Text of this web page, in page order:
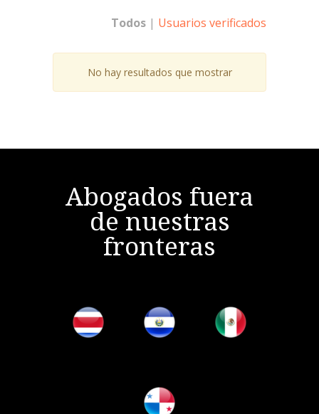
Todos | Usuarios verificados
No hay resultados que mostrar
Abogados fuera
de nuestras
fronteras